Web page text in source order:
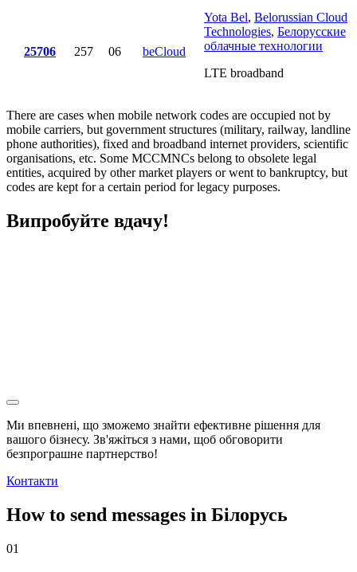
25706 257 06 beCloud
Yota Bel, Belorussian Cloud
Technologies, Белорусские
облачные технологии
LTE broadband
There are cases when mobile network codes are occupied not by
mobile carriers, but government structures (military, railway, landline
phone authorities), fixed and broadband internet providers, scientific
organisations, etc. Some MCCMNCs belong to obsolete legal
entities, acquired by other market players or went to bankruptcy, but
codes are kept for a certain period for legacy purposes.
Випробуйте вдачу!
Ми впевнені, що зможемо знайти ефективне рішення для
вашого бізнесу. Зв'яжіться з нами, щоб обговорити
безпрограшне партнерство!
Контакти
How to send messages in Білорусь
01